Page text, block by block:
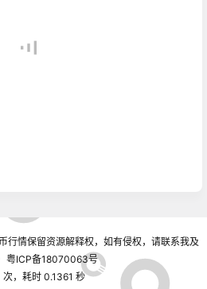
行情保留资源解释权，如有侵权，请联系我及
粤ICP备18070063号
次，耗时 0.1361 秒